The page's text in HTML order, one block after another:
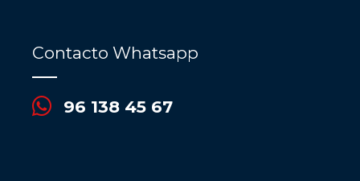
Contacto Whatsapp
96 138 45 67